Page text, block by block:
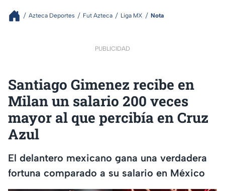
Azteca Deportes Fut Azteca Liga MX Nota
PUBLICIDAD
Santiago Gimenez recibe en
Milan un salario 200 veces
mayor al que percibía en Cruz
Azul
El delantero mexicano gana una verdadera
fortuna comparado a su salario en México